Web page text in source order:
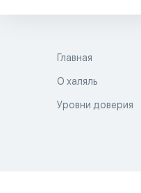
Главная
О халяль
Уровни доверия